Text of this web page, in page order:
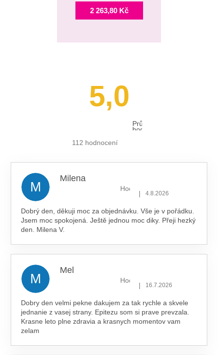
2 263,80 Kč
5,0
Průměrné
hodnocení
112 hodnocení
M
Milena
Hodnocení obchodu je 5 z 5
| 4.8.2026
Dobrý den, děkuji moc za objednávku. Vše je v pořádku.
Jsem moc spokojená. Ještě jednou moc diky. Přeji hezký
den. Milena V.
M
Mel
Hodnocení obchodu je 5 z 5
| 16.7.2026
Dobry den velmi pekne dakujem za tak rychle a skvele
jednanie z vasej strany. Epitezu som si prave prevzala.
Krasne leto plne zdravia a krasnych momentov vam
zelam